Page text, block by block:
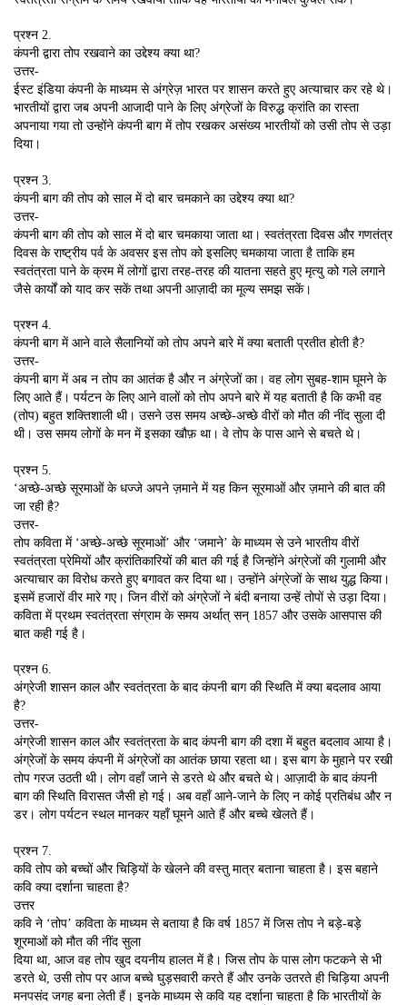
प्रश्न 2.
कंपनी द्वारा तोप रखवाने का उद्देश्य क्या था?
उत्तर-
ईस्ट इंडिया कंपनी के माध्यम से अंग्रेज़ भारत पर शासन करते हुए अत्याचार कर रहे थे।
भारतीयों द्वारा जब अपनी आजादी पाने के लिए अंग्रेजों के विरुद्ध क्रांति का रास्ता
अपनाया गया तो उन्होंने कंपनी बाग में तोप रखकर असंख्य भारतीयों को उसी तोप से उड़ा
दिया।
प्रश्न 3.
कंपनी बाग की तोप को साल में दो बार चमकाने का उद्देश्य क्या था?
उत्तर-
कंपनी बाग की तोप को साल में दो बार चमकाया जाता था। स्वतंत्रता दिवस और गणतंत्र
दिवस के राष्ट्रीय पर्व के अवसर इस तोप को इसलिए चमकाया जाता है ताकि हम
स्वतंत्रता पाने के क्रम में लोगों द्वारा तरह-तरह की यातना सहते हुए मृत्यु को गले लगाने
जैसे कार्यों को याद कर सकें तथा अपनी आज़ादी का मूल्य समझ सकें।
प्रश्न 4.
कंपनी बाग में आने वाले सैलानियों को तोप अपने बारे में क्या बताती प्रतीत होती है?
उत्तर-
कंपनी बाग में अब न तोप का आतंक है और न अंग्रेजों का। वह लोग सुबह-शाम घूमने के
लिए आते हैं। पर्यटन के लिए आने वालों को तोप अपने बारे में यह बताती है कि कभी वह
(तोप) बहुत शक्तिशाली थी। उसने उस समय अच्छे-अच्छे वीरों को मौत की नींद सुला दी
थी। उस समय लोगों के मन में इसका खौफ़ था। वे तोप के पास आने से बचते थे।
प्रश्न 5.
‘अच्छे-अच्छे सूरमाओं के धज्जे अपने ज़माने में यह किन सूरमाओं और ज़माने की बात की
जा रही है?
उत्तर-
तोप कविता में ‘अच्छे-अच्छे सूरमाओं’ और ‘जमाने’ के माध्यम से उने भारतीय वीरों
स्वतंत्रता प्रेमियों और क्रांतिकारियों की बात की गई है जिन्होंने अंग्रेजों की गुलामी और
अत्याचार का विरोध करते हुए बगावत कर दिया था। उन्होंने अंग्रेजों के साथ युद्ध किया।
इसमें हजारों वीर मारे गए। जिन वीरों को अंग्रेजों ने बंदी बनाया उन्हें तोपों से उड़ा दिया।
कविता में प्रथम स्वतंत्रता संग्राम के समय अर्थात् सन् 1857 और उसके आसपास की
बात कही गई है।
प्रश्न 6.
अंग्रेजी शासन काल और स्वतंत्रता के बाद कंपनी बाग की स्थिति में क्या बदलाव आया
है?
उत्तर-
अंग्रेजी शासन काल और स्वतंत्रता के बाद कंपनी बाग की दशा में बहुत बदलाव आया है।
अंग्रेजों के समय कंपनी में अंग्रेजों का आतंक छाया रहता था। इस बाग के मुहाने पर रखी
तोप गरज उठती थी। लोग वहाँ जाने से डरते थे और बचते थे। आज़ादी के बाद कंपनी
बाग की स्थिति विरासत जैसी हो गई। अब वहाँ आने-जाने के लिए न कोई प्रतिबंध और न
डर। लोग पर्यटन स्थल मानकर यहाँ घूमने आते हैं और बच्चे खेलते हैं।
प्रश्न 7.
कवि तोप को बच्चों और चिड़ियों के खेलने की वस्तु मात्र बताना चाहता है। इस बहाने
कवि क्या दर्शाना चाहता है?
उत्तर
कवि ने ‘तोप’ कविता के माध्यम से बताया है कि वर्ष 1857 में जिस तोप ने बड़े-बड़े
शूरमाओं को मौत की नींद सुला
दिया था, आज वह तोप खुद दयनीय हालत में है। जिस तोप के पास लोग फटकने से भी
डरते थे, उसी तोप पर आज बच्चे घुड़सवारी करते हैं और उनके उतरते ही चिड़िया अपनी
मनपसंद जगह बना लेती हैं। इनके माध्यम से कवि यह दर्शाना चाहता है कि भारतीयों के